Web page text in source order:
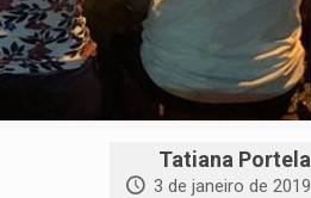
Tatiana Portela
3 de janeiro de 2019